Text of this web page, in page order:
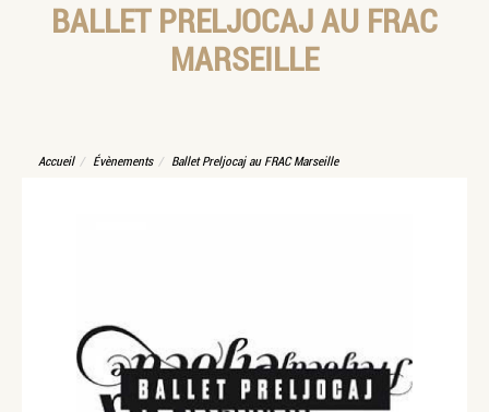
BALLET PRELJOCAJ AU FRAC
MARSEILLE
Accueil Évènements Ballet Preljocaj au FRAC Marseille